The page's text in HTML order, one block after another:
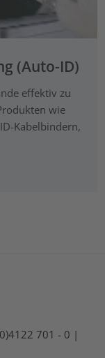
(Auto-ID)
effektiv zu
wie
Kabelbindern,
701 - 0 |